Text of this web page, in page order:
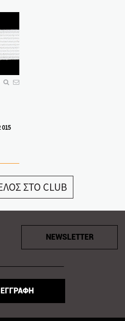
015
ΣΤΟ CLUB
NEWSLETTER
ΕΓΓΡΑΦΗ